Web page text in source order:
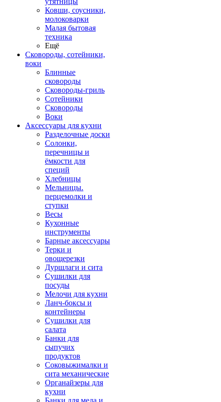
Ковши, соусники,
молоковарки
Малая бытовая
техника
Ещё
Сковороды, сотейники,
воки
Блинные
сковороды
Сковороды-гриль
Сотейники
Сковороды
Воки
Аксессуары для кухни
Разделочные доски
Солонки,
перечницы и
ёмкости для
специй
Хлебницы
Мельницы.
перцемолки и
ступки
Весы
Кухонные
инструменты
Барные аксессуары
Терки и
овощерезки
Дуршлаги и сита
Сушилки для
посуды
Мелочи для кухни
Ланч-боксы и
контейнеры
Сушилки для
салата
Банки для
сыпучих
продуктов
Соковыжималки и
сита механические
Органайзеры для
кухни
Банки для меда и